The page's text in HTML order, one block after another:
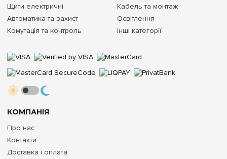
КОМПАНІЯ
Про нас
Контакти
Доставка і оплата
Щити електричні
Автоматика та захист
Комутація та контроль
Кабель та монтаж
Освітлення
Інші категорії